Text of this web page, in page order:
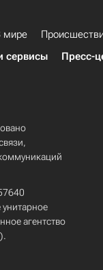
мире
сервисы Пресс-
агентство